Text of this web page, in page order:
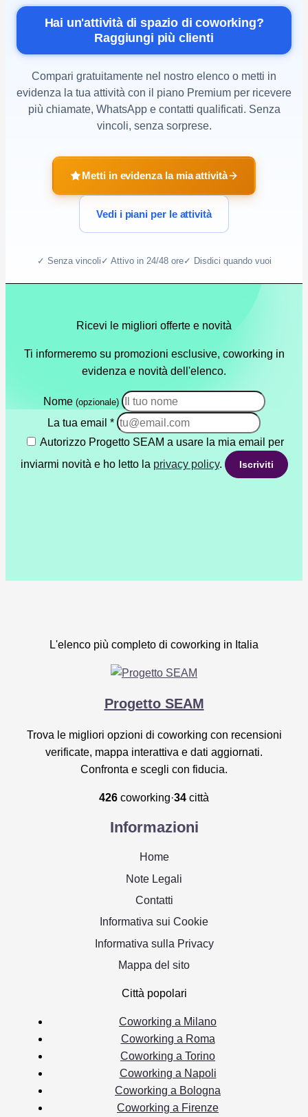
Hai un'attività di spazio di coworking?
Raggiungi più clienti
Compari gratuitamente nel nostro elenco o metti in
evidenza la tua attività con il piano Premium per ricevere
più chiamate, WhatsApp e contatti qualificati. Senza
vincoli, senza sorprese.
Metti in evidenza la mia attività
Vedi i piani per le attività
✓ Senza vincoli ✓ Attivo in 24/48 ore✓ Disdici quando vuoi
Ricevi le migliori offerte e novità
Ti informeremo su promozioni esclusive, coworking in
evidenza e novità dell'elenco.
Nome (opzionale)
La tua email *
Autorizzo Progetto SEAM a usare la mia email per
inviarmi novità e ho letto la privacy policy. Iscriviti
L'elenco più completo di coworking in Italia
Progetto SEAM
Trova le migliori opzioni di coworking con recensioni
verificate, mappa interattiva e dati aggiornati.
Confronta e scegli con fiducia.
426 coworking·34 città
Informazioni
Home
Note Legali
Contatti
Informativa sui Cookie
Informativa sulla Privacy
Mappa del sito
Città popolari
Coworking a Milano
Coworking a Roma
Coworking a Torino
Coworking a Napoli
Coworking a Bologna
Coworking a Firenze